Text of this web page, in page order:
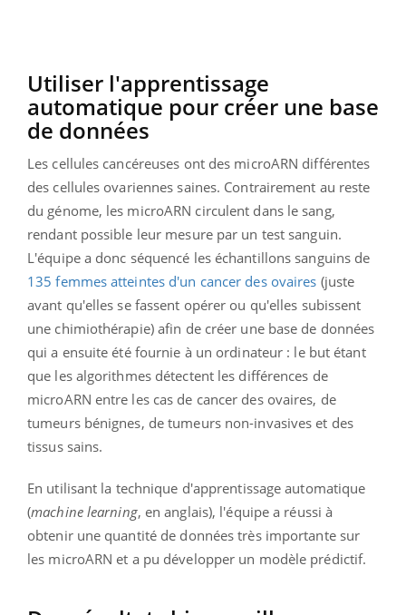
Utiliser l'apprentissage
automatique pour créer une base
de données
Les cellules cancéreuses ont des microARN différentes
des cellules ovariennes saines. Contrairement au reste
du génome, les microARN circulent dans le sang,
rendant possible leur mesure par un test sanguin.
L'équipe a donc séquencé les échantillons sanguins de
135 femmes atteintes d'un cancer des ovaires (juste
avant qu'elles se fassent opérer ou qu'elles subissent
une chimiothérapie) afin de créer une base de données
qui a ensuite été fournie à un ordinateur : le but étant
que les algorithmes détectent les différences de
microARN entre les cas de cancer des ovaires, de
tumeurs bénignes, de tumeurs non-invasives et des
tissus sains.
En utilisant la technique d'apprentissage automatique
(machine learning, en anglais), l'équipe a réussi à
obtenir une quantité de données très importante sur
les microARN et a pu développer un modèle prédictif.